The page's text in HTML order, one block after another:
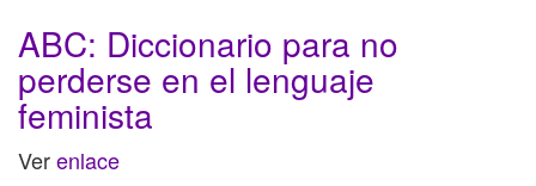
ABC: Diccionario para no
perderse en el lenguaje
feminista
Verenlace